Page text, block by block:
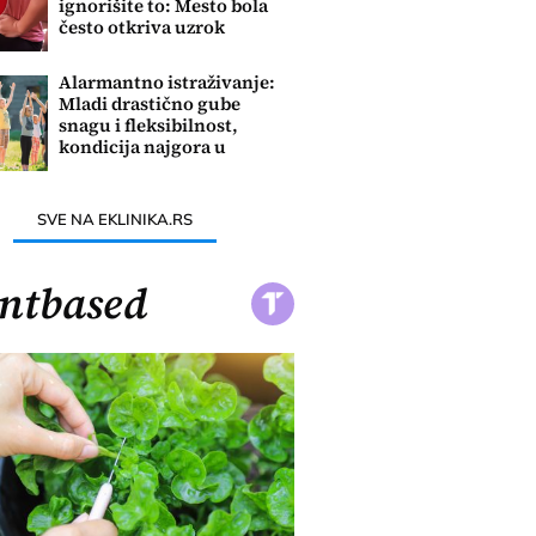
ignorišite to: Mesto bola
često otkriva uzrok
Alarmantno istraživanje:
Mladi drastično gube
snagu i fleksibilnost,
kondicija najgora u
SVE NA EKLINIKA.RS